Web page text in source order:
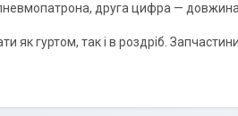
друга цифра — довжина
гуртом, так і в роздріб. Запчастини